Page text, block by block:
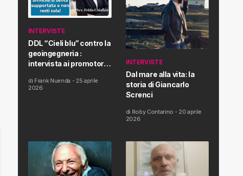
INTERVISTE
DDL “Cieli blu” contro la
geoingegneria :
intervista ai promotori
Proposta di Legge
di Frank Nuenda - 25 aprile
2026
INTERVISTE
Dal mare alla vita: la
storia di Giancarlo
Screnci
di Roby Contarino - 20 aprile
2026